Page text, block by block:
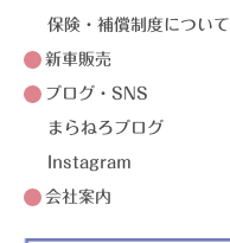
保険・補償制度について
新車販売
ブログ・SNS
まらねろブログ
Instagram
会社案内